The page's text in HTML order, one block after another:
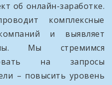
об онлайн-заработке.
комплексные
и выявляет
Мы стремимся
на запросы
– повысить уровень